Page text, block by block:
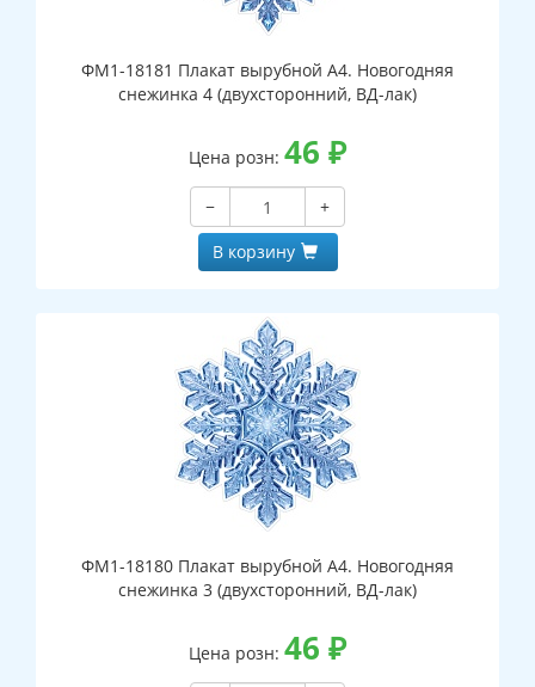
ФМ1-18181 Плакат вырубной А4. Новогодняя
снежинка 4 (двухсторонний, ВД-лак)
Цена розн: 46 ₽
−
+
В корзину
ФМ1-18180 Плакат вырубной А4. Новогодняя
снежинка 3 (двухсторонний, ВД-лак)
Цена розн: 46 ₽